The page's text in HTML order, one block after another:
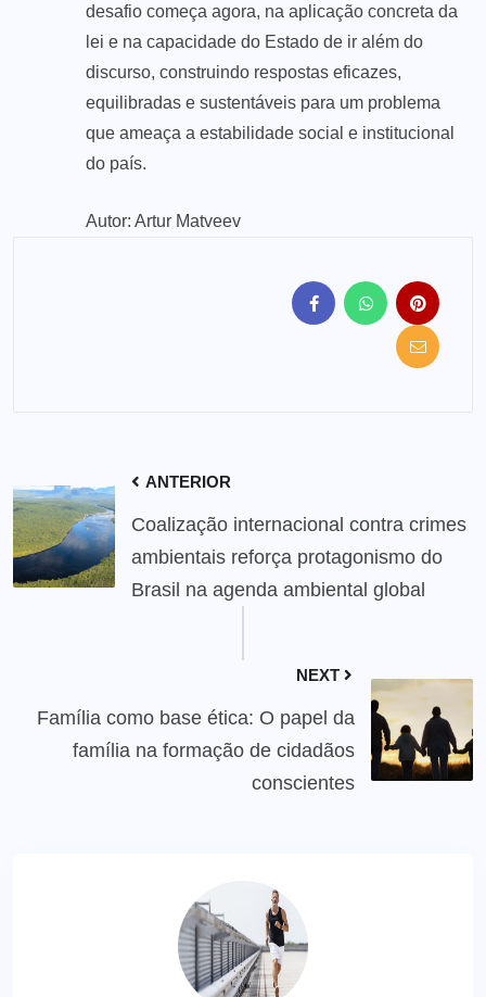
desafio começa agora, na aplicação concreta da
lei e na capacidade do Estado de ir além do
discurso, construindo respostas eficazes,
equilibradas e sustentáveis para um problema
que ameaça a estabilidade social e institucional
do país.
Autor: Artur Matveev
ANTERIOR
Coalização internacional contra crimes
ambientais reforça protagonismo do
Brasil na agenda ambiental global
NEXT
Família como base ética: O papel da
família na formação de cidadãos
conscientes